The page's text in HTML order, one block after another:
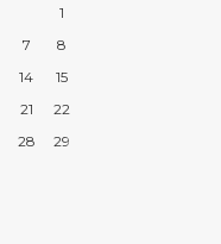
1
7
8
14
15
21
22
28
29